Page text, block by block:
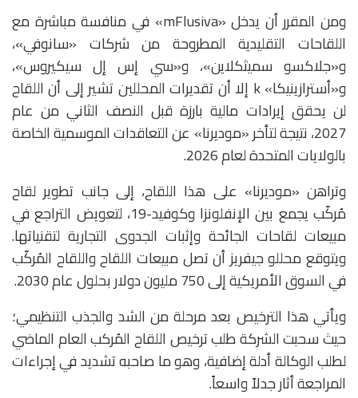
ومن المقرر أن يدخل «mFlusiva» في منافسة مباشرة مع
اللقاحات التقليدية المطروحة من شركات «سانوفي»،
و«جلاكسو سميثكلاين»، و«سي إس إل سيكيروس»،
و«أسترازينيكا» k إلا أن تقديرات المحللين تشير إلى أن اللقاح
لن يحقق إيرادات مالية بارزة قبل النصف الثاني من عام
2027، نتيجة لتأخر «موديرنا» عن التعاقدات الموسمية الخاصة
بالولايات المتحدة لعام 2026.
وتراهن «موديرنا» على هذا اللقاح، إلى جانب تطوير لقاح
مُركّب يجمع بين الإنفلونزا وكوفيد-19، لتعويض التراجع في
مبيعات لقاحات الجائحة وإثبات الجدوى التجارية لتقنياتها.
ويتوقع محللو جيفريز أن تصل مبيعات اللقاح واللقاح المُركّب
في السوق الأمريكية إلى 750 مليون دولار بحلول عام 2030.
ويأتي هذا الترخيص بعد مرحلة من الشد والجذب التنظيمي؛
حيث سحبت الشركة طلب ترخيص اللقاح المُركب العام الماضي
لطلب الوكالة أدلة إضافية، وهو ما صاحبه تشديد في إجراءات
المراجعة أثار جدلاً واسعاً.